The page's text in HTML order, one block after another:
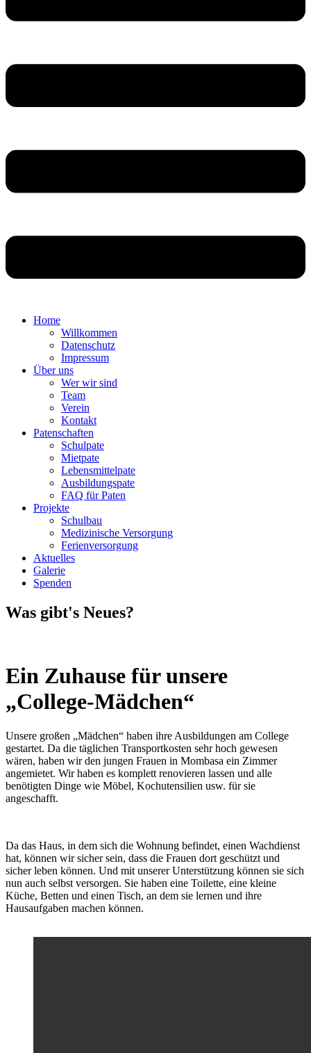
Home
Willkommen
Datenschutz
Impressum
Über uns
Wer wir sind
Team
Verein
Kontakt
Patenschaften
Schulpate
Mietpate
Lebensmittelpate
Ausbildungspate
FAQ für Paten
Projekte
Schulbau
Medizinische Versorgung
Ferienversorgung
Aktuelles
Galerie
Spenden
Was gibt's Neues?
Ein Zuhause für unsere
„College-Mädchen“
Unsere großen „Mädchen“ haben ihre Ausbildungen am College
gestartet. Da die täglichen Transportkosten sehr hoch gewesen
wären, haben wir den jungen Frauen in Mombasa ein Zimmer
angemietet. Wir haben es komplett renovieren lassen und alle
benötigten Dinge wie Möbel, Kochutensilien usw. für sie
angeschafft.
Da das Haus, in dem sich die Wohnung befindet, einen Wachdienst
hat, können wir sicher sein, dass die Frauen dort geschützt und
sicher leben können. Und mit unserer Unterstützung können sie sich
nun auch selbst versorgen. Sie haben eine Toilette, eine kleine
Küche, Betten und einen Tisch, an dem sie lernen und ihre
Hausaufgaben machen können.